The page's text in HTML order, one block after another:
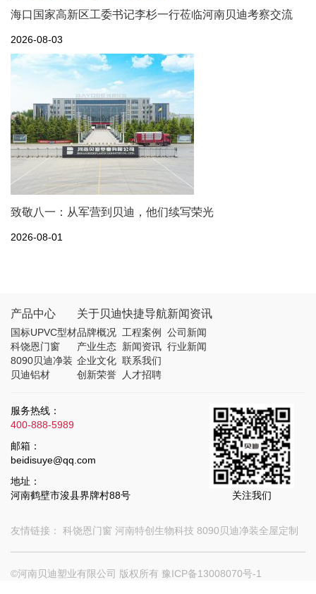
海口国家高新区工委书记李杉一行莅临河南贝迪考察交流
2026-08-03
致敬八一：从军营到贝迪，他们续写荣光
2026-08-01
产品中心
国标UPVC型材
科饶恩门窗
8090贝迪净装
贝迪铝材
关于贝迪
品牌概况
产业生态
企业文化
创新荣誉
快捷导航
工程案例
新闻资讯
联系我们
人才招聘
新闻资讯
公司新闻
行业新闻
服务热线：
400-888-5989
邮箱：
beidisuye@qq.com
地址：
河南鹤壁市浚县界牌村88号
关注我们
友情链接： 科饶恩门窗 河南特创生物科技 8090贝迪净装全屋定制
©河南贝迪塑业有限公司 版权所有 豫ICP备13008070号-1